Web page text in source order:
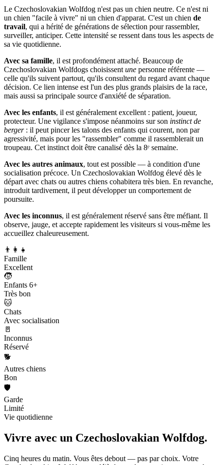
Le Czechoslovakian Wolfdog n'est pas un chien neutre. Ce n'est ni
un chien "facile à vivre" ni un chien d'apparat. C'est un chien de
travail, qui a hérité de générations de sélection pour rassembler,
surveiller, anticiper. Cette intensité se ressent dans tous les aspects de
sa vie quotidienne.
Avec sa famille, il est profondément attaché. Beaucoup de
Czechoslovakian Wolfdogs choisissent une personne référente —
celle qu'ils suivent partout, qu'ils consultent du regard avant chaque
décision. Ce lien intense est l'un des plus grands plaisirs de la race,
mais aussi sa principale source d'anxiété de séparation.
Avec les enfants, il est généralement excellent : patient, joueur,
protecteur. Une vigilance s'impose néanmoins sur son instinct de
berger: il peut pincer les talons des enfants qui courent, non par
agressivité, mais pour les "rassembler" comme il rassemblerait un
troupeau. Cet instinct doit être canalisé dès la 8ᵉ semaine.
Avec les autres animaux, tout est possible — à condition d'une
socialisation précoce. Un Czechoslovakian Wolfdog élevé dès le
départ avec chats ou autres chiens cohabitera très bien. En revanche,
introduit tardivement, il peut développer un comportement de
poursuite.
Avec les inconnus, il est généralement réservé sans être méfiant. Il
observe, jauge, et accepte rapidement les visiteurs si vous-même les
accueillez chaleureusement.
👨‍👩‍👧
Famille
Excellent
🧒
Enfants 6+
Très bon
🐱
Chats
Avec socialisation
🚪
Inconnus
Réservé
🐕
Autres chiens
Bon
🛡️
Garde
Limité
Vie quotidienne
Vivre avec un Czechoslovakian Wolfdog.
Cinq heures du matin. Vous êtes debout — pas par choix. Votre